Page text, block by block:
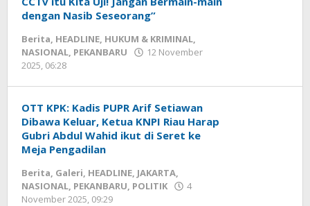
dengan Nasib Seseorang”
Berita, HEADLINE, HUKUM & KRIMINAL,
NASIONAL, PEKANBARU
12 November
2025, 06:28
OTT KPK: Kadis PUPR Arif Setiawan
Dibawa Keluar, Ketua KNPI Riau Harap
Gubri Abdul Wahid ikut di Seret ke
Meja Pengadilan
Berita, Galeri, HEADLINE, JAKARTA,
NASIONAL, PEKANBARU, POLITIK
4
November 2025, 09:29